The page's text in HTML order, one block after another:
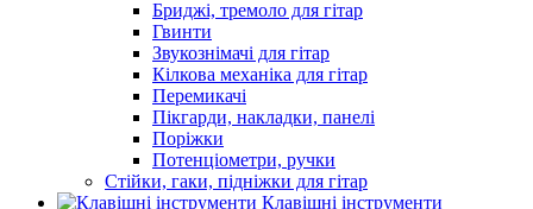
Бриджі, тремоло для гітар
Гвинти
Звукознімачі для гітар
Кілкова механіка для гітар
Перемикачі
Пікгарди, накладки, панелі
Поріжки
Потенціометри, ручки
Стійки, гаки, підніжки для гітар
Клавішні інструменти